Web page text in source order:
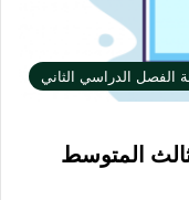
الفصل الدراسي الثاني
المتوسط